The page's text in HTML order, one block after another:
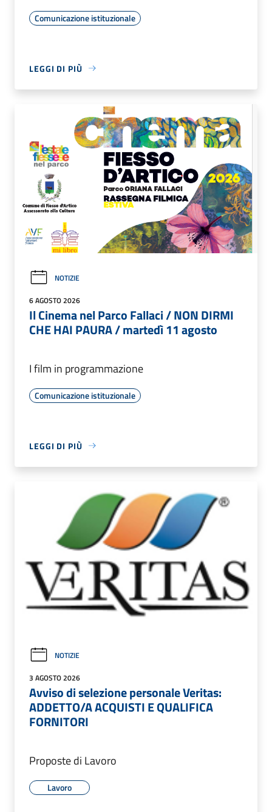
Comunicazione istituzionale
LEGGI DI PIÙ
NOTIZIE
6 AGOSTO 2026
Il Cinema nel Parco Fallaci / NON DIRMI
CHE HAI PAURA / martedì 11 agosto
I film in programmazione
Comunicazione istituzionale
LEGGI DI PIÙ
NOTIZIE
3 AGOSTO 2026
Avviso di selezione personale Veritas:
ADDETTO/A ACQUISTI E QUALIFICA
FORNITORI
Proposte di Lavoro
Lavoro